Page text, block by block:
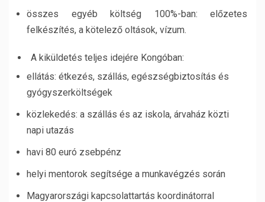
összes egyéb költség 100%-ban: előzetes
felkészítés, a kötelező oltások, vízum.
A kiküldetés teljes idejére Kongóban:
ellátás: étkezés, szállás, egészségbiztosítás és
gyógyszerköltségek
közlekedés: a szállás és az iskola, árvaház közti
napi utazás
havi 80 euró zsebpénz
helyi mentorok segítsége a munkavégzés során
Magyarországi kapcsolattartás koordinátorral